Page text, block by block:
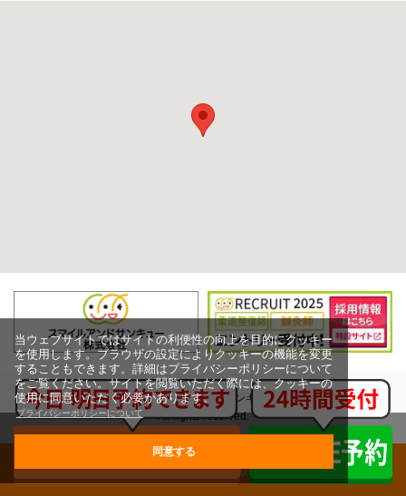
当ウェブサイトではサイトの利便性の向上を目的にクッキー
を使用します。ブラウザの設定によりクッキーの機能を変更
することもできます。詳細はプライバシーポリシーについて
をご覧ください。サイトを閲覧いただく際には、クッキーの
使用に同意いただく必要があります。
プライバシーポリシーについて
同意する
Copyright (c) スマイルアンドサンキュー株式会社,
All rights reserved.
グループ治療院一覧